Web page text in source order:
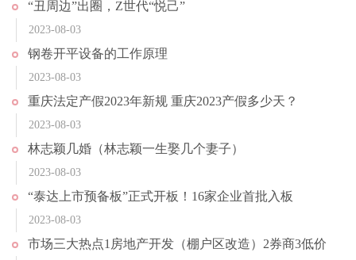
“丑周边”出圈，Z世代“悦己”
2023-08-03
钢卷开平设备的工作原理
2023-08-03
重庆法定产假2023年新规 重庆2023产假多少天？
2023-08-03
林志颖几婚（林志颖一生娶几个妻子）
2023-08-03
“泰达上市预备板”正式开板！16家企业首批入板
2023-08-03
市场三大热点1房地产开发（棚户区改造）2券商3低价